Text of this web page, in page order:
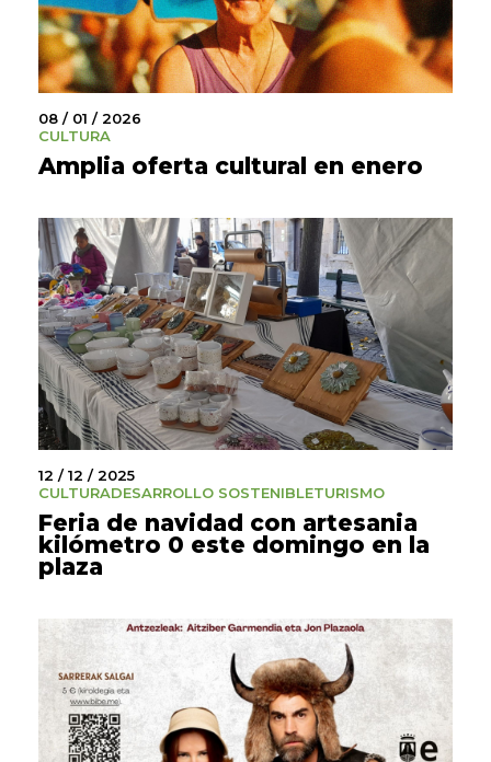
08 / 01 / 2026
CULTURA
Amplia oferta cultural en enero
12 / 12 / 2025
CULTURADESARROLLO SOSTENIBLETURISMO
Feria de navidad con artesania
kilómetro 0 este domingo en la
plaza